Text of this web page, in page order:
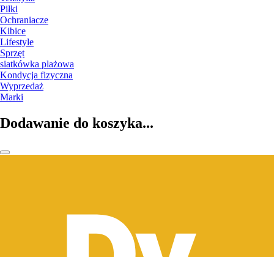
Piłki
Ochraniacze
Kibice
Lifestyle
Sprzęt
siatkówka plażowa
Kondycja fizyczna
Wyprzedaż
Marki
Dodawanie do koszyka...